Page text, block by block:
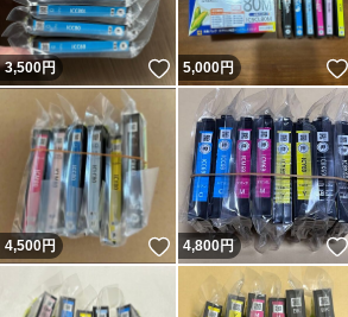
3,500円 いいね！
5,000円
4,500円 いいね！
4,800円